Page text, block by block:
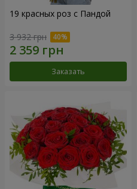
19 красных роз с Пандой
3 932 грн
Заказать